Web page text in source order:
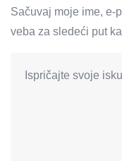
Sačuvaj moje ime, e-
veba za sledeći put